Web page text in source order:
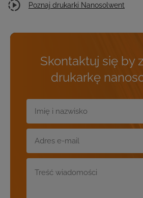
Poznaj drukarki Nanosolwent
Skontaktuj się by
drukarkę